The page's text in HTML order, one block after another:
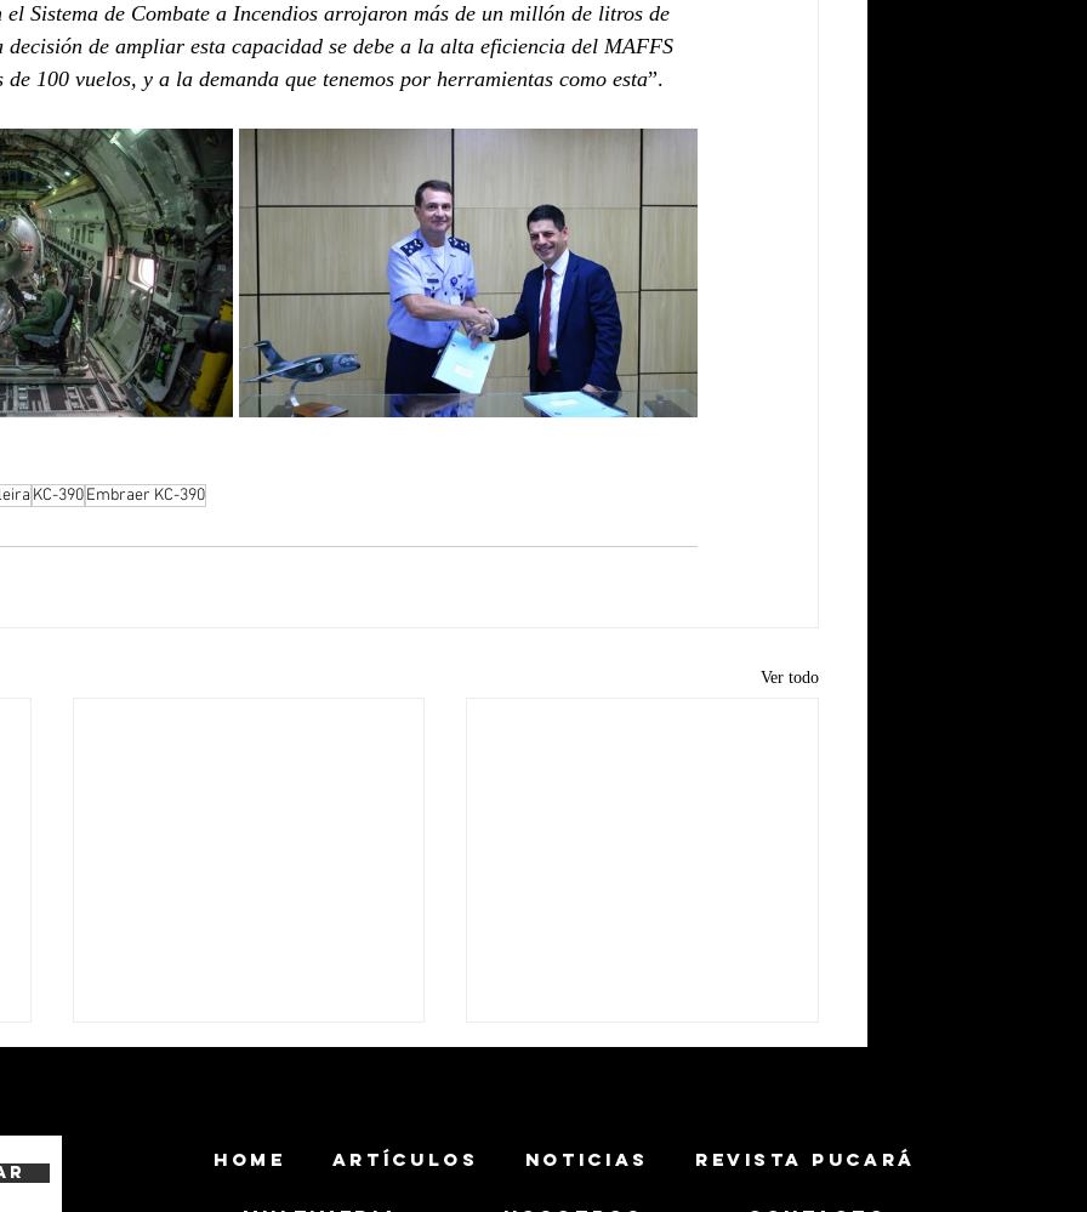
Sistema de Combate a Incendios arrojaron más de un millón de litros de
decisión de ampliar esta capacidad se debe a la alta eficiencia del MAFFS
100 vuelos, y a la demanda que tenemos por herramientas como esta”.
KC-390Embraer KC-390
Ver todo
HOME ARTÍCULOS NOTICIAS REVISTA PUCARÁ